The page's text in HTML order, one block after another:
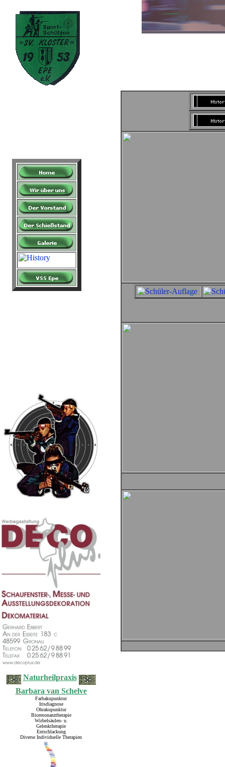
Naturheilpraxis
Barbara van Schelve
Farbakupunktur
Irisdiagnose
Ohrakupunktur
Bioresonanztherapie
Wirbelsäulen- u.
Gelenktherapie
Entschlackung
Diverse Individuelle Therapien